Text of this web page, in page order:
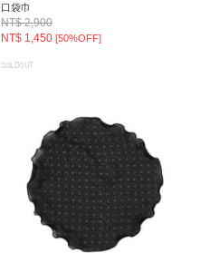
口袋巾
NT$ 2,900
NT$ 1,450[50%OFF]
SOLDOUT